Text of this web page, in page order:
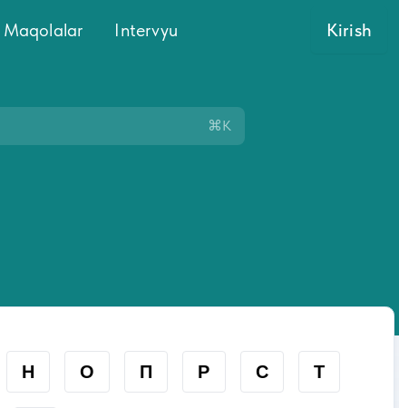
Maqolalar Intervyu Kirish
⌘K
Н О П Р С Т